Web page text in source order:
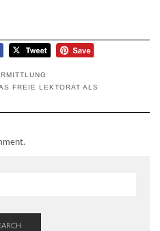
FREIE LEKTORAT ALS